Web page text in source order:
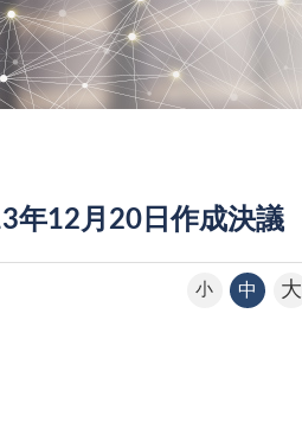
年12月20日作成決議
小 中 大